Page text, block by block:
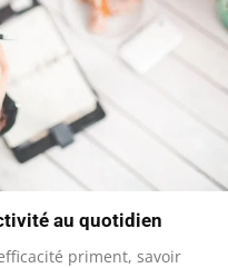
au quotidien
priment, savoir